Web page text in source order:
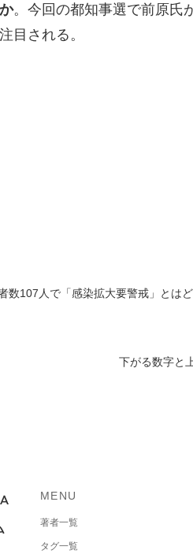
。今回の都知事選で前原氏
目される。
数107人で「感染拡大要警戒」とは
下がる数字と
MENU
著者一覧
タグ一覧